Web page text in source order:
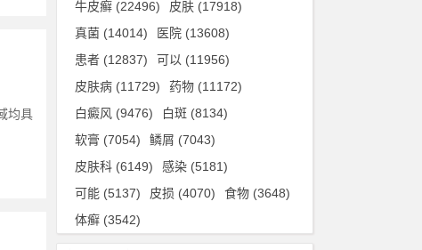
均具
牛皮癣 (22496) 皮肤 (17918)
真菌 (14014) 医院 (13608)
患者 (12837) 可以 (11956)
皮肤病 (11729) 药物 (11172)
白癜风 (9476) 白斑 (8134)
软膏 (7054) 鳞屑 (7043)
皮肤科 (6149) 感染 (5181)
可能 (5137) 皮损 (4070) 食物 (3648)
体癣 (3542)